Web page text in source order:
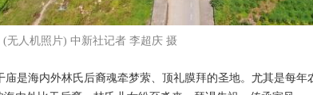
无人机照片) 中新社记者 李超庆 摄
海内外林氏后裔魂牵梦萦、顶礼膜拜的圣地。尤其是每年